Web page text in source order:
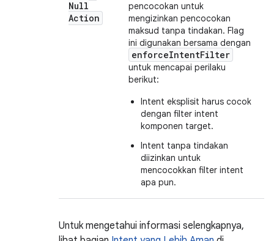
Null
Action
pencocokan untuk
mengizinkan pencocokan
maksud tanpa tindakan. Flag
ini digunakan bersama dengan
enforceIntentFilter
untuk mencapai perilaku
berikut:
Intent eksplisit harus cocok
dengan filter intent
komponen target.
Intent tanpa tindakan
diizinkan untuk
mencocokkan filter intent
apa pun.
Untuk mengetahui informasi selengkapnya,